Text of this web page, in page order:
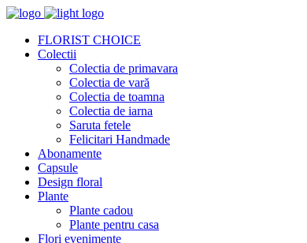
FLORIST CHOICE
Colectii
Colectia de primavara
Colectia de vară
Colectia de toamna
Colectia de iarna
Saruta fetele
Felicitari Handmade
Abonamente
Capsule
Design floral
Plante
Plante cadou
Plante pentru casa
Flori evenimente